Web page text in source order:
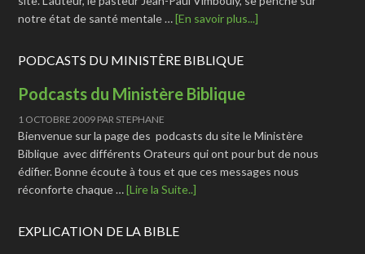
notre état de santé mentale …[En savoir plus...]
PODCASTS DU MINISTÈRE BIBLIQUE
Podcasts du Ministère Biblique
1 OCTOBRE 2009 PAR STEPHANE
Bienvenue sur la page des podcasts du site le Ministère
Biblique avec différents Orateurs qui ont pour but de nous
édifier. Bonne écoute à tous et que ces messages nous
réconforte chaque …[Lire la Suite..]
EXPLICATION DE LA BIBLE